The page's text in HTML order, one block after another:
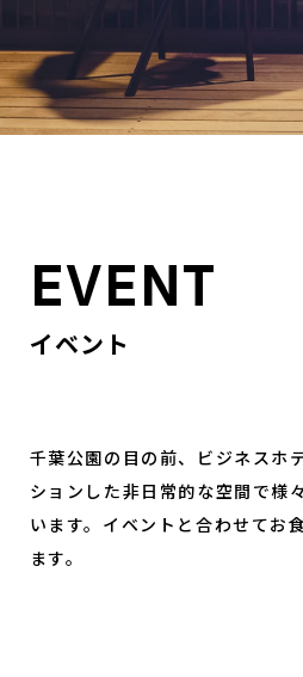
EVENT
イベント
千葉公園の目の前、ビジネスホ
ションした非日常的な空間で様
います。イベントと合わせてお
ます。